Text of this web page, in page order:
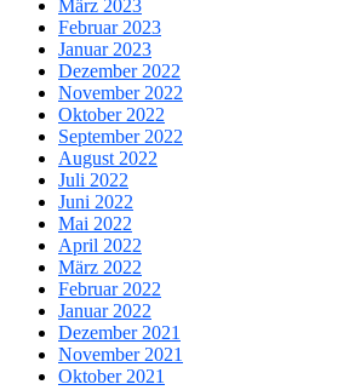
März 2023
Februar 2023
Januar 2023
Dezember 2022
November 2022
Oktober 2022
September 2022
August 2022
Juli 2022
Juni 2022
Mai 2022
April 2022
März 2022
Februar 2022
Januar 2022
Dezember 2021
November 2021
Oktober 2021